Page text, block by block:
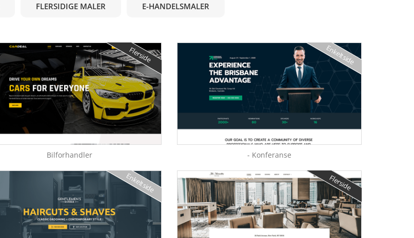
FLERSIDIGE MALER E-HANDELSMALER
Flerside
Bilforhandler
Enkeltside
- Konferanse
Enkeltside Flerside